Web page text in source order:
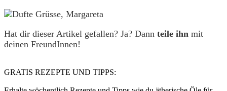
Hat dir dieser Artikel gefallen? Ja? Dann teile ihn mit
deinen FreundInnen!
GRATIS REZEPTE UND TIPPS: